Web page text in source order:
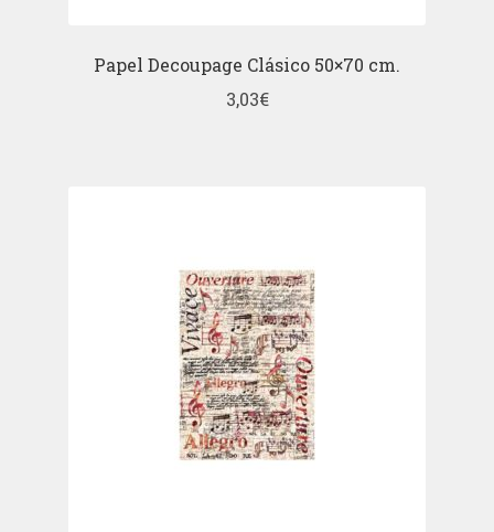
Papel Decoupage Clásico 50×70 cm.
3,03€